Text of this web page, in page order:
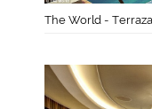
The World -